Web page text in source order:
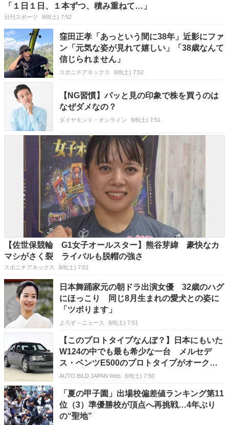
「１日１日、１本ずつ、積み重ねて…」
日刊スポーツ 8/8(土) 7:52
窪田正孝「あっという間に38年」近影にファ
ン「元気な姿が見れて嬉しい」「38歳なんて
信じられません」
スポニチアネックス 8/8(土) 7:52
【NG習慣】パッと見の印象で株を買うのは
なぜダメなの？
ダイヤモンド・オンライン 8/8(土) 7:51
【佐世保競輪 G1女子オールスター】熊谷芽緯 豪快なカ
マシがさく裂 ライバルも脱帽の強さ
スポニチアネックス 8/8(土) 7:51
日本舞踊家元の朝ドラ出演女優 32歳のハグ
にほっこり 同じ8月生まれの愛犬との姿に
「ツボります」
よろず～ニュース 8/8(土) 7:51
【このプロトタイプなんぼ？】日本にもいた
W124の中でも最も希少な一台 メルセデ
ス・ベンツE500のプロトタイプがオークシ
ョンに！
AUTO BILD JAPAN Web 8/8(土) 7:50
「夏の甲子園」出場校偏差値ランキング第11
位（3）準優勝校が頂点へ再挑戦…4年ぶり
の“聖地”